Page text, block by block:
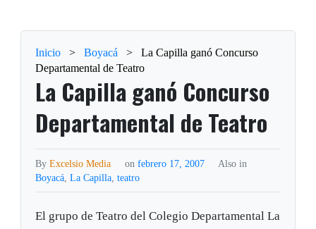
Inicio > Boyacá >
La Capilla ganó Concurso
Departamental de Teatro
La Capilla ganó Concurso
Departamental de Teatro
ByExcelsio Media on febrero 17, 2007
Also in
Boyacá,La Capilla,teatro
El grupo de Teatro del Colegio Departamental La